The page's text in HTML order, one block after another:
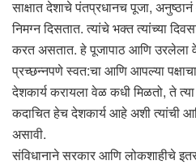
साक्षात देशाचे पंतप्रधानच पूजा,
निमग्न दिसतात. त्यांचे भक्त त्यांच्या
करत असतात. हे पूजापाठ आणि उरलेला
प्रच्छन्नपणे स्वत:चा आणि आपल्या
देशकार्य करायला वेळ कधी मिळतो, ते त्या
कदाचित हेच देशकार्य आहे अशी त्यांची
असावी.
संविधानाने सरकार आणि लोकशाहीचे